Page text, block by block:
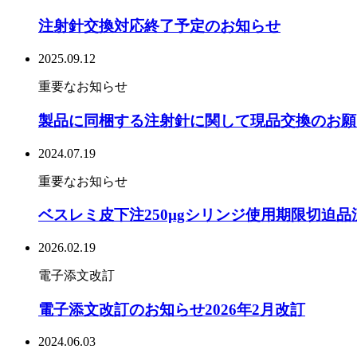
注射針交換対応終了予定のお知らせ
2025.09.12
重要なお知らせ
製品に同梱する注射針に関して現品交換のお
2024.07.19
重要なお知らせ
ベスレミ皮下注250µgシリンジ使用期限切迫品
2026.02.19
電子添文改訂
電子添文改訂のお知らせ2026年2月改訂
2024.06.03